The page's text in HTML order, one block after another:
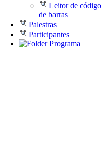
Leitor de código
de barras
Palestras
Participantes
Programa